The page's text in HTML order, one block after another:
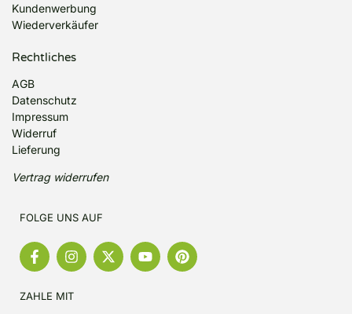
Kundenwerbung
Wiederverkäufer
Rechtliches
AGB
Datenschutz
Impressum
Widerruf
Lieferung
Vertrag widerrufen
FOLGE UNS AUF
ZAHLE MIT